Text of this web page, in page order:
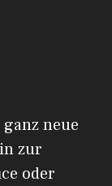
neue
zur
oder